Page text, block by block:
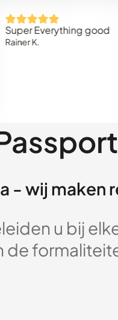
Everything good
- wij maken
u bij
de